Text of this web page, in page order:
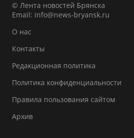
© Лента новостей Брянска
Email: info@news-bryansk.ru
О нас
Контакты
Редакционная политика
Политика конфиденциальности
Правила пользования сайтом
Архив